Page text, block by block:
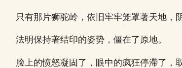
只有那片狮驼岭，依旧牢牢笼罩著天地，
法明保持著结印的姿势，僵在了原地。
脸上的愤怒凝固了，眼中的疯狂停滯了，